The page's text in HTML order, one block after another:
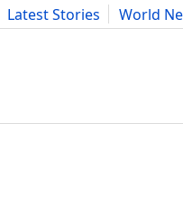
Latest Stories
World
Advice Science